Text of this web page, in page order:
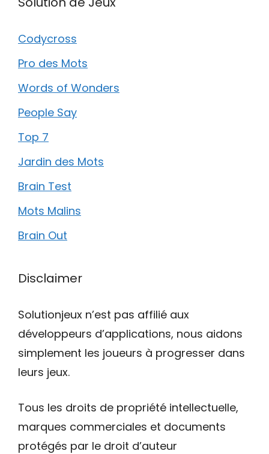
Codycross
Pro des Mots
Words of Wonders
People Say
Top 7
Jardin des Mots
Brain Test
Mots Malins
Brain Out
Disclaimer
Solutionjeux n’est pas affilié aux
développeurs d’applications, nous aidons
simplement les joueurs à progresser dans
leurs jeux.
Tous les droits de propriété intellectuelle,
marques commerciales et documents
protégés par le droit d’auteur